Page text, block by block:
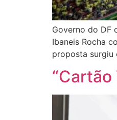
Governo do DF
Ibaneis Rocha
proposta